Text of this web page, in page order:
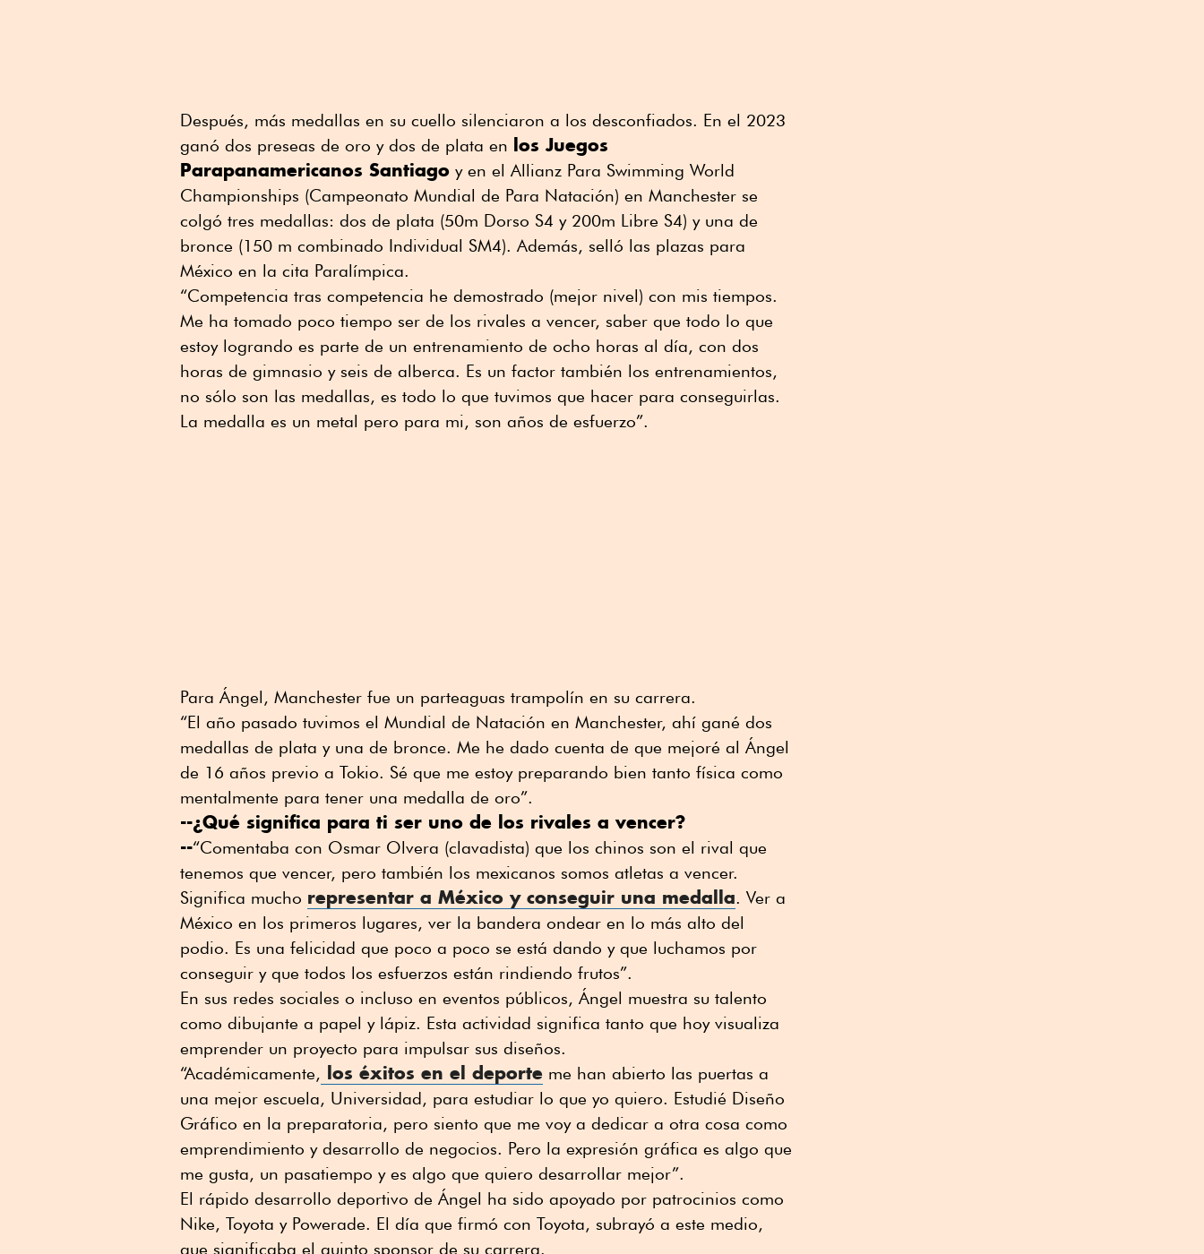
Después, más medallas en su cuello silenciaron a los desconfiados. En el 2023
ganó dos preseas de oro y dos de plata en los Juegos
Parapanamericanos Santiago y en el Allianz Para Swimming World
Championships (Campeonato Mundial de Para Natación) en Manchester se
colgó tres medallas: dos de plata (50m Dorso S4 y 200m Libre S4) y una de
bronce (150 m combinado Individual SM4). Además, selló las plazas para
México en la cita Paralímpica.
“Competencia tras competencia he demostrado (mejor nivel) con mis tiempos.
Me ha tomado poco tiempo ser de los rivales a vencer, saber que todo lo que
estoy logrando es parte de un entrenamiento de ocho horas al día, con dos
horas de gimnasio y seis de alberca. Es un factor también los entrenamientos,
no sólo son las medallas, es todo lo que tuvimos que hacer para conseguirlas.
La medalla es un metal pero para mi, son años de esfuerzo”.
Para Ángel, Manchester fue un parteaguas trampolín en su carrera.
“El año pasado tuvimos el Mundial de Natación en Manchester, ahí gané dos
medallas de plata y una de bronce. Me he dado cuenta de que mejoré al Ángel
de 16 años previo a Tokio. Sé que me estoy preparando bien tanto física como
mentalmente para tener una medalla de oro”.
--¿Qué significa para ti ser uno de los rivales a vencer?
--“Comentaba con Osmar Olvera (clavadista) que los chinos son el rival que
tenemos que vencer, pero también los mexicanos somos atletas a vencer.
Significa mucho representar a México y conseguir una medalla. Ver a
México en los primeros lugares, ver la bandera ondear en lo más alto del
podio. Es una felicidad que poco a poco se está dando y que luchamos por
conseguir y que todos los esfuerzos están rindiendo frutos”.
En sus redes sociales o incluso en eventos públicos, Ángel muestra su talento
como dibujante a papel y lápiz. Esta actividad significa tanto que hoy visualiza
emprender un proyecto para impulsar sus diseños.
“Académicamente,
los éxitos en el deporte me han abierto las puertas a
una mejor escuela, Universidad, para estudiar lo que yo quiero. Estudié Diseño
Gráfico en la preparatoria, pero siento que me voy a dedicar a otra cosa como
emprendimiento y desarrollo de negocios. Pero la expresión gráfica es algo que
me gusta, un pasatiempo y es algo que quiero desarrollar mejor”.
El rápido desarrollo deportivo de Ángel ha sido apoyado por patrocinios como
Nike, Toyota y Powerade. El día que firmó con Toyota, subrayó a este medio,
que significaba el quinto sponsor de su carrera.